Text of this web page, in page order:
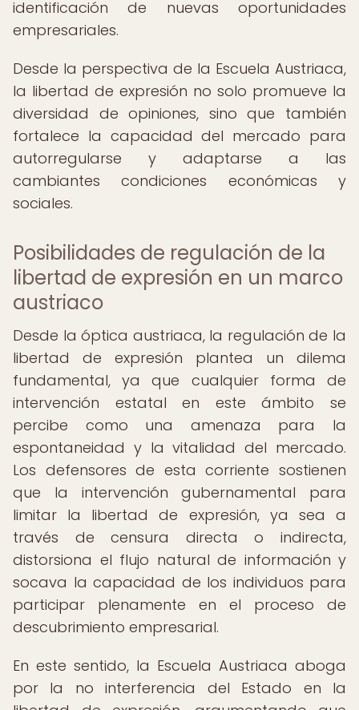
identificación de nuevas oportunidades
empresariales.
Desde la perspectiva de la Escuela Austriaca,
la libertad de expresión no solo promueve la
diversidad de opiniones, sino que también
fortalece la capacidad del mercado para
autorregularse y adaptarse a las
cambiantes condiciones económicas y
sociales.
Posibilidades de regulación de la
libertad de expresión en un marco
austriaco
Desde la óptica austriaca, la regulación de la
libertad de expresión plantea un dilema
fundamental, ya que cualquier forma de
intervención estatal en este ámbito se
percibe como una amenaza para la
espontaneidad y la vitalidad del mercado.
Los defensores de esta corriente sostienen
que la intervención gubernamental para
limitar la libertad de expresión, ya sea a
través de censura directa o indirecta,
distorsiona el flujo natural de información y
socava la capacidad de los individuos para
participar plenamente en el proceso de
descubrimiento empresarial.
En este sentido, la Escuela Austriaca aboga
por la no interferencia del Estado en la